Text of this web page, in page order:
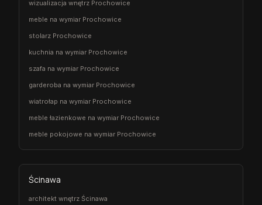
wizualizacja wnętrz Prochowice
meble na wymiar Prochowice
stolarz Prochowice
kuchnia na wymiar Prochowice
szafa na wymiar Prochowice
garderoba na wymiar Prochowice
wiatrołap na wymiar Prochowice
meble łazienkowe na wymiar Prochowice
meble pokojowe na wymiar Prochowice
Ścinawa
architekt wnętrz Ścinawa